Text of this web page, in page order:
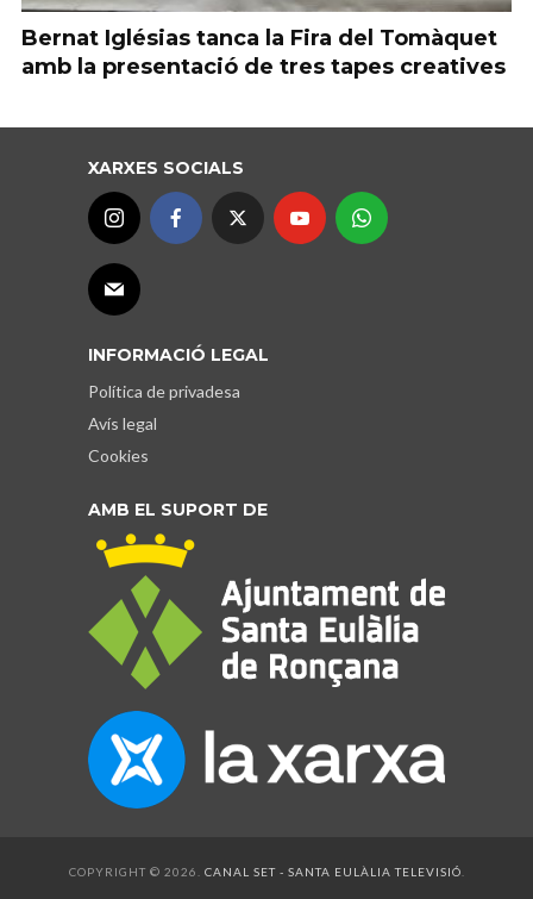
Bernat Iglésias tanca la Fira del Tomàquet
amb la presentació de tres tapes creatives
XARXES SOCIALS
INFORMACIÓ LEGAL
Política de privadesa
Avís legal
Cookies
AMB EL SUPORT DE
COPYRIGHT © 2026. CANAL SET - SANTA EULÀLIA TELEVISIÓ